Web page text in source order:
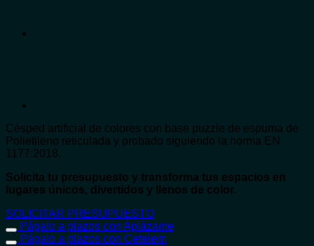
Césped artificial de colores con base puzzle de espuma de
Polietileno reticulada y probado siguiendo la norma EN
1177:2018.
Solicita tu presupuesto y transforma tus espacios en
lugares únicos, divertidos y llenos de color.
SOLICITAR PRESUPUESTO
Págalo a plazos con Aplázame
Págalo a plazos con Cetelem